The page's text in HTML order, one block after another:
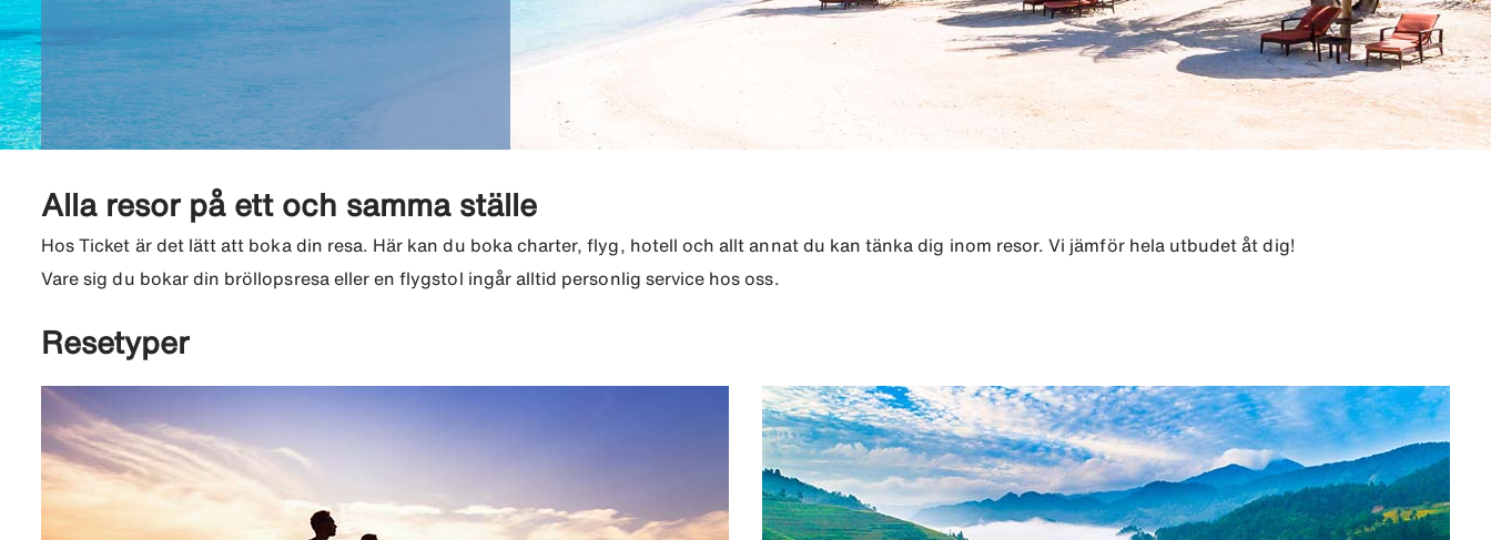
Alla resor på ett och samma ställe
Hos Ticket är det lätt att boka din resa. Här kan du boka charter, flyg, hotell och allt annat du kan tänka dig inom resor. Vi jämför hela utbudet åt dig!
Vare sig du bokar din bröllopsresa eller en flygstol ingår alltid personlig service hos oss.
Resetyper